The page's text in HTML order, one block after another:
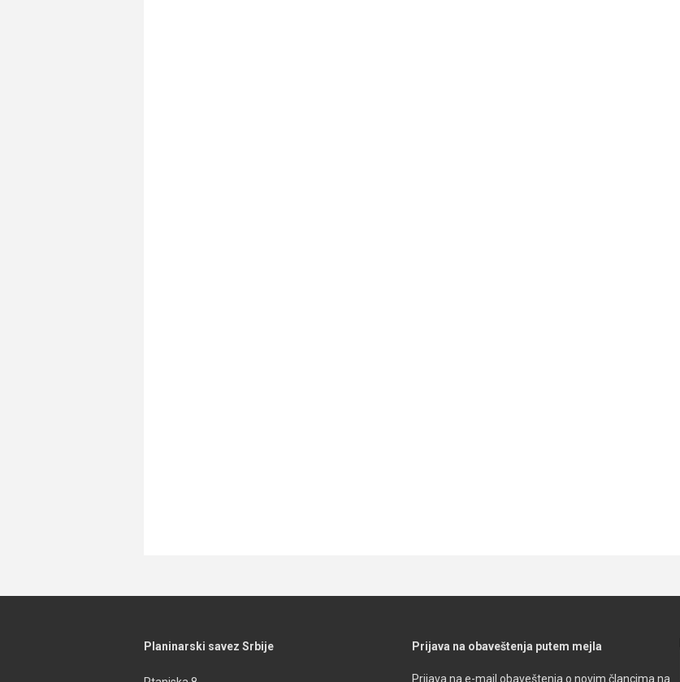
Planinarski savez Srbije Prijava na obaveštenja putem mejla
Prijava na e-mail obaveštenja o novim člancima na